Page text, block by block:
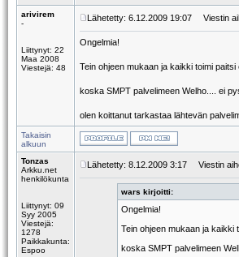
arivirem
-
Liittynyt: 22
Maa 2008
Viestejä: 48
Lähetetty: 6.12.2009 19:07 Viestin
Ongelmia!
Tein ohjeen mukaan ja kaikki toimi
koska SMPT palvelimeen Welho.... ei
olen koittanut tarkastaa lähtevän
Takaisin
alkuun
Tonzas
Arkku.net
henkilökunta
Liittynyt: 09
Syy 2005
Viestejä:
1278
Paikkakunta:
Espoo
Lähetetty: 8.12.2009 3:17 Viestin
wars kirjoitti:
Ongelmia!
Tein ohjeen mukaan ja kaikki
koska SMPT palvelimeen